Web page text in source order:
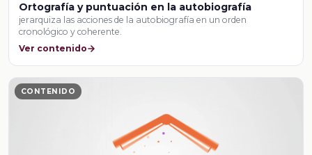
Ortografía y puntuación en la autobiografía
jerarquiza las acciones de la autobiografía en un orden
cronológico y coherente.
Ver contenido
CONTENIDO